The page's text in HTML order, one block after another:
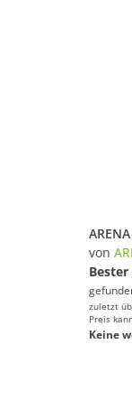
von
Bester
zuletzt
Preis
Keine